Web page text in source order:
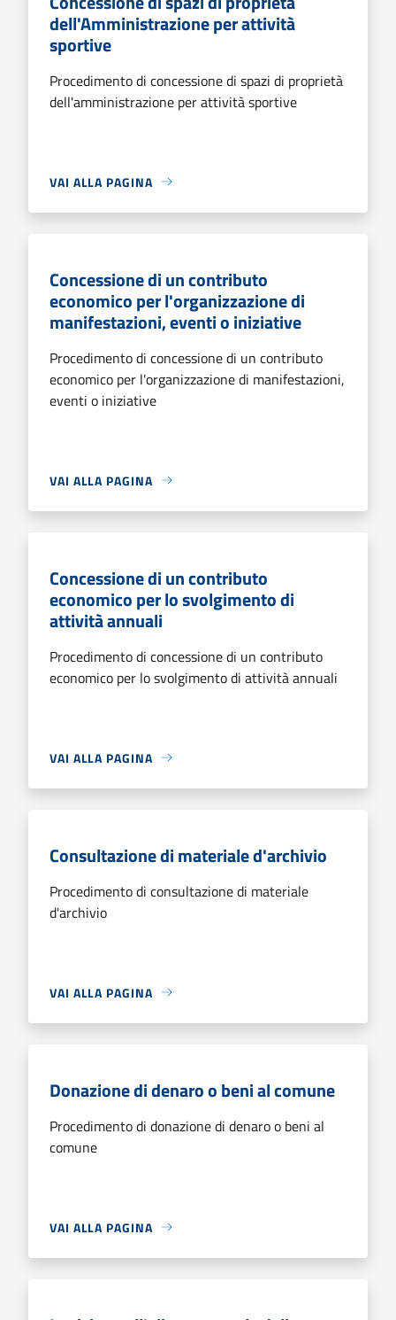
dell'Amministrazione per attività
sportive
Procedimento di concessione di spazi di proprietà
dell'amministrazione per attività sportive
VAI ALLA PAGINA
Concessione di un contributo
economico per l'organizzazione di
manifestazioni, eventi o iniziative
Procedimento di concessione di un contributo
economico per l'organizzazione di manifestazioni,
eventi o iniziative
VAI ALLA PAGINA
Concessione di un contributo
economico per lo svolgimento di
attività annuali
Procedimento di concessione di un contributo
economico per lo svolgimento di attività annuali
VAI ALLA PAGINA
Consultazione di materiale d'archivio
Procedimento di consultazione di materiale
d'archivio
VAI ALLA PAGINA
Donazione di denaro o beni al comune
Procedimento di donazione di denaro o beni al
comune
VAI ALLA PAGINA